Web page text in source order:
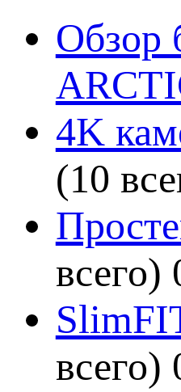
Обзор
4K
(10
всего)
всего)